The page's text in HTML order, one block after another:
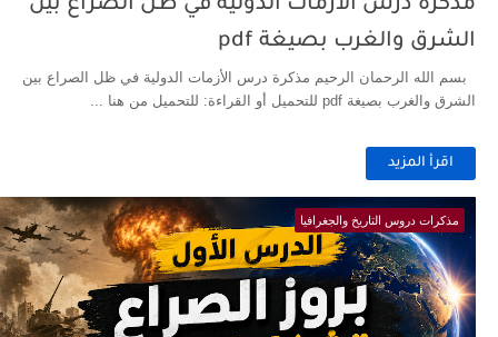
مذكرة درس الأزمات الدولية في ظل الصراع بين
الشرق والغرب بصيغة pdf
بسم الله الرحمان الرحيم مذكرة درس الأزمات الدولية في ظل الصراع بين
الشرق والغرب بصيغة pdf للتحميل أو القراءة: للتحميل من هنا ...
اقرأ المزيد
مذكرات دروس التاريخ والجغرافيا